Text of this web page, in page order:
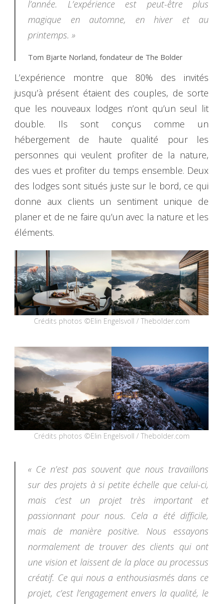
l’année. L’expérience est peut-être plus
magique en automne, en hiver et au
printemps. »
Tom Bjarte Norland, fondateur de The Bolder
L’expérience montre que 80% des invités
jusqu’à présent étaient des couples, de sorte
que les nouveaux lodges n’ont qu’un seul lit
double. Ils sont conçus comme un
hébergement de haute qualité pour les
personnes qui veulent profiter de la nature,
des vues et profiter du temps ensemble. Deux
des lodges sont situés juste sur le bord, ce qui
donne aux clients un sentiment unique de
planer et de ne faire qu’un avec la nature et les
éléments.
Crédits photos ©Elin Engelsvoll / Thebolder.com
Crédits photos ©Elin Engelsvoll / Thebolder.com
« Ce n’est pas souvent que nous travaillons
sur des projets à si petite échelle que celui-ci,
mais c’est un projet très important et
passionnant pour nous. Cela a été difficile,
mais de manière positive. Nous essayons
normalement de trouver des clients qui ont
une vision et laissent de la place au processus
créatif. Ce qui nous a enthousiasmés dans ce
projet, c’est l’engagement envers la qualité, le